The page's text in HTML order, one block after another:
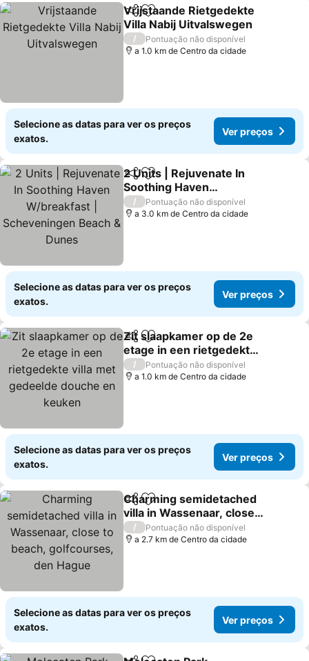
PartilharAdicionar aos favoritos
Vrijstaande Rietgedekte
Villa Nabij Uitvalswegen
Ver preços
/
Pontuação não disponível
a 1.0 km de Centro da cidade
Selecione as datas para ver os preços
exatos.
Ver preços
PartilharAdicionar aos favoritos
2 Units | Rejuvenate In
Soothing Haven
W/breakfast |
Scheveningen Beach &
Ver preços
/
Pontuação não disponível
a 3.0 km de Centro da cidade
Selecione as datas para ver os preços
exatos.
Ver preços
PartilharAdicionar aos favoritos
Zit slaapkamer op de 2e
etage in een rietgedekte
villa met gedeelde
douche en keuken
Ver preços
/
Pontuação não disponível
a 1.0 km de Centro da cidade
Selecione as datas para ver os preços
exatos.
Ver preços
PartilharAdicionar aos favoritos
Charming semidetached
villa in Wassenaar, close
to beach, golfcourses,
den Hague
Ver preços
/
Pontuação não disponível
a 2.7 km de Centro da cidade
Selecione as datas para ver os preços
exatos.
Ver preços